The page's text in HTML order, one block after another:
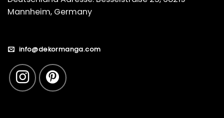
Mannheim, Germany
info@dekormanga.com